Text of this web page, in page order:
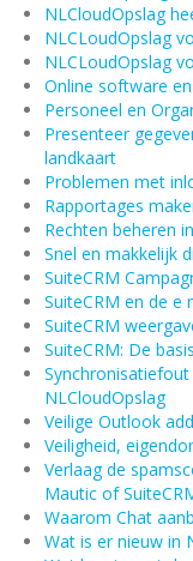
NLCloudOpslag
NLCLoudOpslag
NLCLoudOpslag
Online software
Personeel en
Presenteer
landkaart
Problemen met
Rapportages
Rechten beheren
Snel en makkelijk
SuiteCRM
SuiteCRM en de e
SuiteCRM
SuiteCRM: De
NLCloudOpslag
Veilige Outlook
Veiligheid,
Verlaag de
Mautic of
Waarom Chat
Wat is er nieuw in